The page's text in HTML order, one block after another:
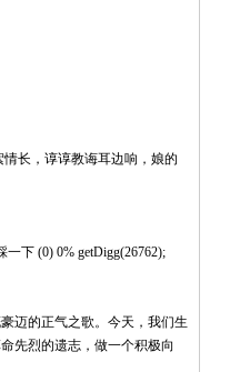
长，谆谆教诲耳边响，娘的
一下 (0) 0% getDigg(26762);
迈的正气之歌。今天，我们生
先烈的遗志，做一个积极向